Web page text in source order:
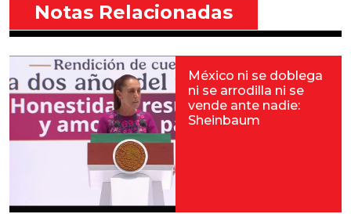
Notas Relacionadas
México ni se doblega
ni se arrodilla ni se
vende ante nadie:
Sheinbaum